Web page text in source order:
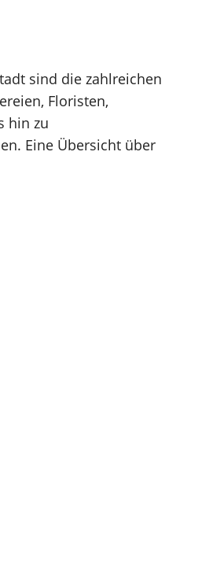
sind die zahlreichen
Floristen,
hin zu
Eine Übersicht über